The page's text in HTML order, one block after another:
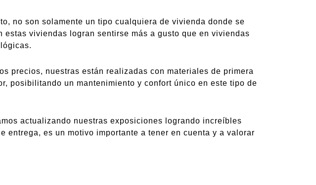
no son solamente un tipo cualquiera de vivienda donde se
viviendas logran sentirse más a gusto que en viviendas
precios, nuestras están realizadas con materiales de primera
posibilitando un mantenimiento y confort único en este tipo de
actualizando nuestras exposiciones logrando increíbles
entrega, es un motivo importante a tener en cuenta y a valorar